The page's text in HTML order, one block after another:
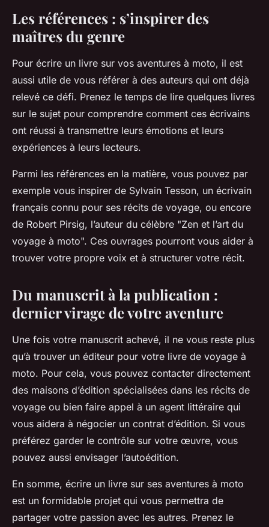
Les références : s’inspirer des
maîtres du genre
Pour écrire un livre sur vos aventures à moto, il est
aussi utile de vous référer à des auteurs qui ont déjà
relevé ce défi. Prenez le temps de lire quelques livres
sur le sujet pour comprendre comment ces écrivains
ont réussi à transmettre leurs émotions et leurs
expériences à leurs lecteurs.
Parmi les références en la matière, vous pouvez par
exemple vous inspirer de Sylvain Tesson, un écrivain
français connu pour ses récits de voyage, ou encore
de Robert Pirsig, l’auteur du célèbre "Zen et l’art du
voyage à moto". Ces ouvrages pourront vous aider à
trouver votre propre voix et à structurer votre récit.
Du manuscrit à la publication :
dernier virage de votre aventure
Une fois votre manuscrit achevé, il ne vous reste plus
qu’à trouver un éditeur pour votre livre de voyage à
moto. Pour cela, vous pouvez contacter directement
des maisons d’édition spécialisées dans les récits de
voyage ou bien faire appel à un agent littéraire qui
vous aidera à négocier un contrat d’édition. Si vous
préférez garder le contrôle sur votre œuvre, vous
pouvez aussi envisager l’autoédition.
En somme, écrire un livre sur ses aventures à moto
est un formidable projet qui vous permettra de
partager votre passion avec les autres. Prenez le